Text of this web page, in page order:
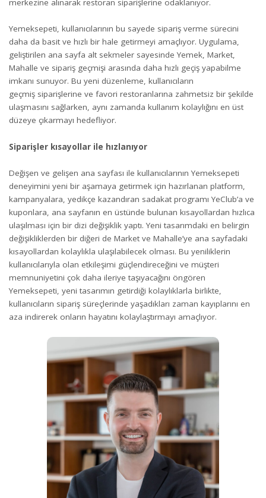
merkezine alınarak restoran siparişlerine odaklanıyor.
Yemeksepeti, kullanıcılarının bu sayede sipariş verme sürecini
daha da basit ve hızlı bir hale getirmeyi amaçlıyor. Uygulama,
geliştirilen ana sayfa alt sekmeler sayesinde Yemek, Market,
Mahalle ve sipariş geçmişi arasında daha hızlı geçiş yapabilme
imkanı sunuyor. Bu yeni düzenleme, kullanıcıların
geçmiş siparişlerine ve favori restoranlarına zahmetsiz bir şekilde
ulaşmasını sağlarken, aynı zamanda kullanım kolaylığını en üst
düzeye çıkarmayı hedefliyor.
Siparişler kısayollar ile hızlanıyor
Değişen ve gelişen ana sayfası ile kullanıcılarının Yemeksepeti
deneyimini yeni bir aşamaya getirmek için hazırlanan platform,
kampanyalara, yedikçe kazandıran sadakat programı YeClub’a ve
kuponlara, ana sayfanın en üstünde bulunan kısayollardan hızlıca
ulaşılması için bir dizi değişiklik yaptı. Yeni tasarımdaki en belirgin
değişikliklerden bir diğeri de Market ve Mahalle’ye ana sayfadaki
kısayollardan kolaylıkla ulaşılabilecek olması. Bu yeniliklerin
kullanıcılarıyla olan etkileşimi güçlendireceğini ve müşteri
memnuniyetini çok daha ileriye taşıyacağını öngören
Yemeksepeti, yeni tasarımın getirdiği kolaylıklarla birlikte,
kullanıcıların sipariş süreçlerinde yaşadıkları zaman kayıplarını en
aza indirerek onların hayatını kolaylaştırmayı amaçlıyor.